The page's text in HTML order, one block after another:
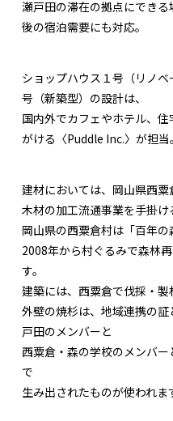
瀬戸田の滞在の拠点にでき
後の宿泊需要にも対応。
ショップハウス１号（リノ
号（新築型）の設計は、
国内外でカフェやホテル、
がける〈Puddle Inc.〉が担当。
建材においては、岡山県西
木材の加工流通事業を手掛け
岡山県の西粟倉村は「百年の
2008年から村ぐるみで森林
す。
建築には、西粟倉で伐採・製
外壁の焼杉は、地域連携の
戸田のメンバーと
西粟倉・森の学校のメンバ
で
生み出されたものが使われま